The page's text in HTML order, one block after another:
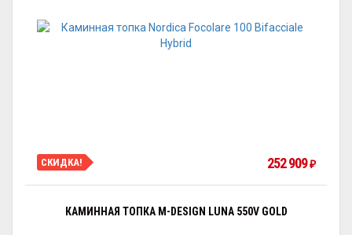
СКИДКА! 252 909₽
КАМИННАЯ ТОПКА M-DESIGN LUNA 550V GOLD